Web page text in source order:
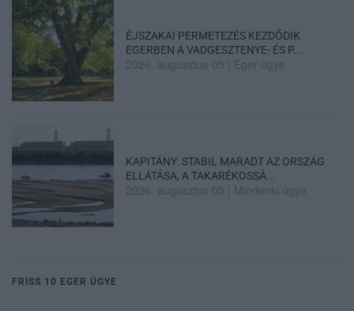
ÉJSZAKAI PERMETEZÉS KEZDŐDIK
EGERBEN A VADGESZTENYE- ÉS P...
2026. augusztus 05 Eger ügye
KAPITÁNY: STABIL MARADT AZ ORSZÁG
ELLÁTÁSA, A TAKARÉKOSSÁ...
2026. augusztus 05 Mindenki ügye
FRISS 10 EGER ÜGYE